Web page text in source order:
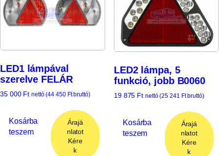
LED1 lámpával
szerelve FELÁR
35 000 Ft nettó (44 450 Ftbruttó)
Kosárba
teszem
Árajá
nlatot
Kére
k
LED2 lámpa, 5
funkció, jobb B0060
19 875 Ft nettó (25 241 Ftbruttó)
Kosárba
teszem
Árajá
nlatot
Kére
k